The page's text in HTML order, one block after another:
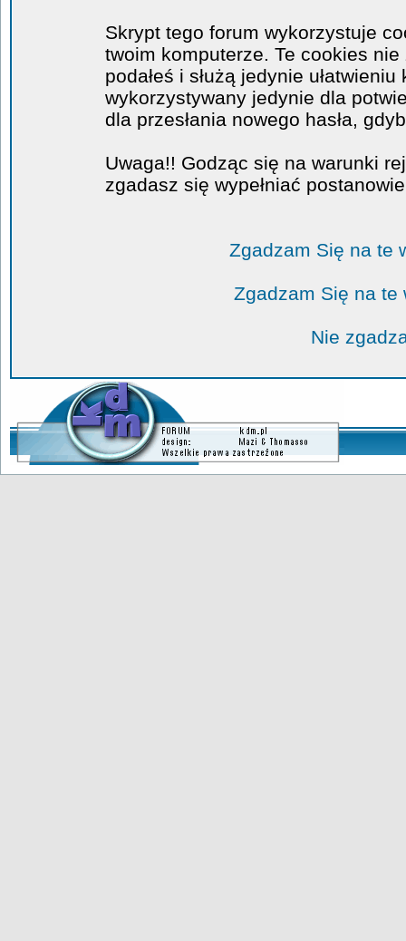
Skrypt tego forum wykorzystuje
twoim komputerze. Te cookies
podałeś i służą jedynie
wykorzystywany jedynie dla
dla przesłania nowego hasła,
Uwaga!! Godząc się na warunki
zgadasz się wypełniać
Zgadzam Się na te
Zgadzam Się na
Nie